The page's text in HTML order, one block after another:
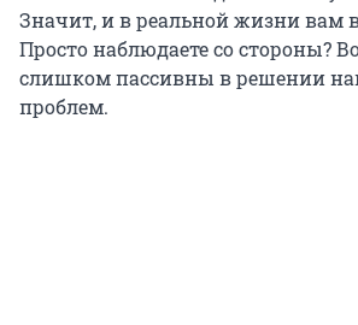
Значит, и в реальной жизни вам
Просто наблюдаете со стороны?
слишком пассивны в решении
проблем.